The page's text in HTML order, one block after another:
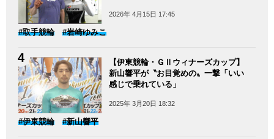
2026年 4月15日 17:45
#取手競輪 #岩崎ゆみこ
【伊東競輪・ＧⅡウィナーズカップ】
新山響平が〝お目覚めの〟一撃「いい
感じで乗れている」
2025年 3月20日 18:32
#伊東競輪 #新山響平